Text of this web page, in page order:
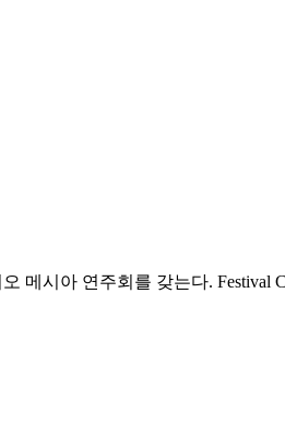
메시아 연주회를 갖는다.